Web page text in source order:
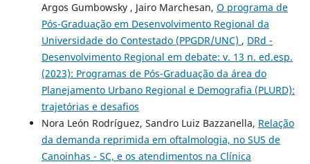
Argos Gumbowsky , Jairo Marchesan, O programa de
Pós-Graduação em Desenvolvimento Regional da
Universidade do Contestado (PPGDR/UNC) , DRd -
Desenvolvimento Regional em debate: v. 13 n. ed.esp.
(2023): Programas de Pós-Graduação da área do
Planejamento Urbano Regional e Demografia (PLURD):
trajetórias e desafios
Nora León Rodríguez, Sandro Luiz Bazzanella, Relação
da demanda reprimida em oftalmologia, no SUS de
Canoinhas - SC, e os atendimentos na Clínica